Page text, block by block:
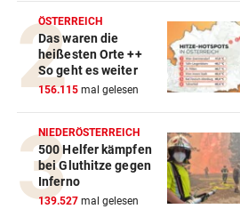
Mit Versorgung überfordert:
Schweine verendet
EINFUHREN STEIGEN vor
Energieimport treibt
Handelsdefizit an
REKORDMONAT FÜR RETTER vor
Seit Wochen kein einziger
ÖSTERREICH
Das waren die
heißesten Orte ++
So geht es weiter
156.115 mal gelesen
NIEDERÖSTERREICH
500 Helfer kämpfen
bei Gluthitze gegen
Inferno
139.527 mal gelesen